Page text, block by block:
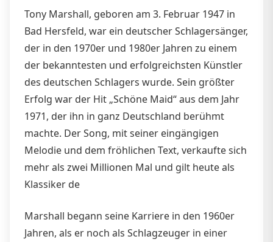
Tony Marshall, geboren am 3. Februar 1947 in
Bad Hersfeld, war ein deutscher Schlagersänger,
der in den 1970er und 1980er Jahren zu einem
der bekanntesten und erfolgreichsten Künstler
des deutschen Schlagers wurde. Sein größter
Erfolg war der Hit „Schöne Maid“ aus dem Jahr
1971, der ihn in ganz Deutschland berühmt
machte. Der Song, mit seiner eingängigen
Melodie und dem fröhlichen Text, verkaufte sich
mehr als zwei Millionen Mal und gilt heute als
Klassiker de
Marshall begann seine Karriere in den 1960er
Jahren, als er noch als Schlagzeuger in einer